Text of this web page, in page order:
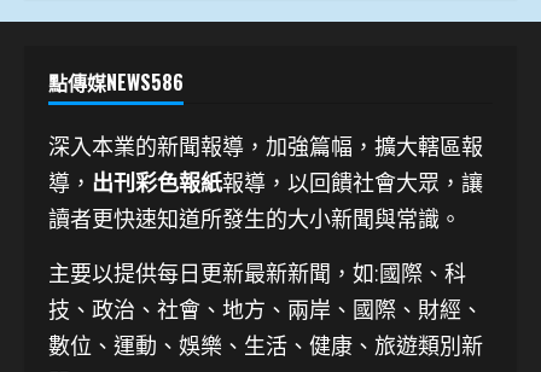
點傳媒NEWS586
深入本業的新聞報導，加強篇幅，擴大轄區報
導， 出刊彩色報紙報導，以回饋社會大眾，讓
讀者更快速知道所發生的大小新聞與常識。
主要以提供每日更新最新新聞 ，如:國際、科
技、 政治、社會、地方、兩岸、國際、財經、
數位、運動、娛樂、生活、健康、旅遊類別新